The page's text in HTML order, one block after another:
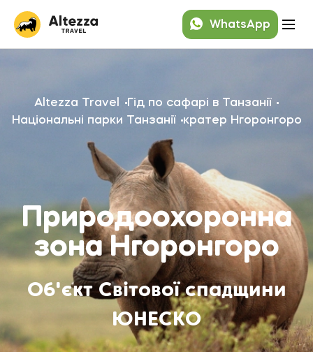
WhatsApp
Altezza Travel
Гід по сафарі в Танзанії
Національні парки Танзанії
кратер Нгоронгоро
Природоохоронна
зона Нгоронгоро
Об'єкт Світової спадщини
ЮНЕСКО